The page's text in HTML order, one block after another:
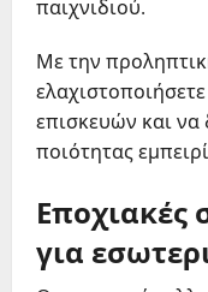
παιχνιδιού.
Με την
επισκευών και να
ποιότητας
Εποχιακές
για